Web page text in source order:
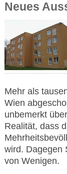
Neues
Mehr als
Wien
unbemerkt
Realität, dass
wird. Dagegen
von Wenigen.